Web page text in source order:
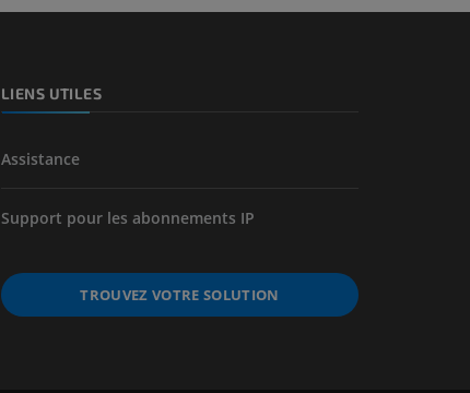
LIENS UTILES
Assistance
Support pour les abonnements IP
TROUVEZ VOTRE SOLUTION